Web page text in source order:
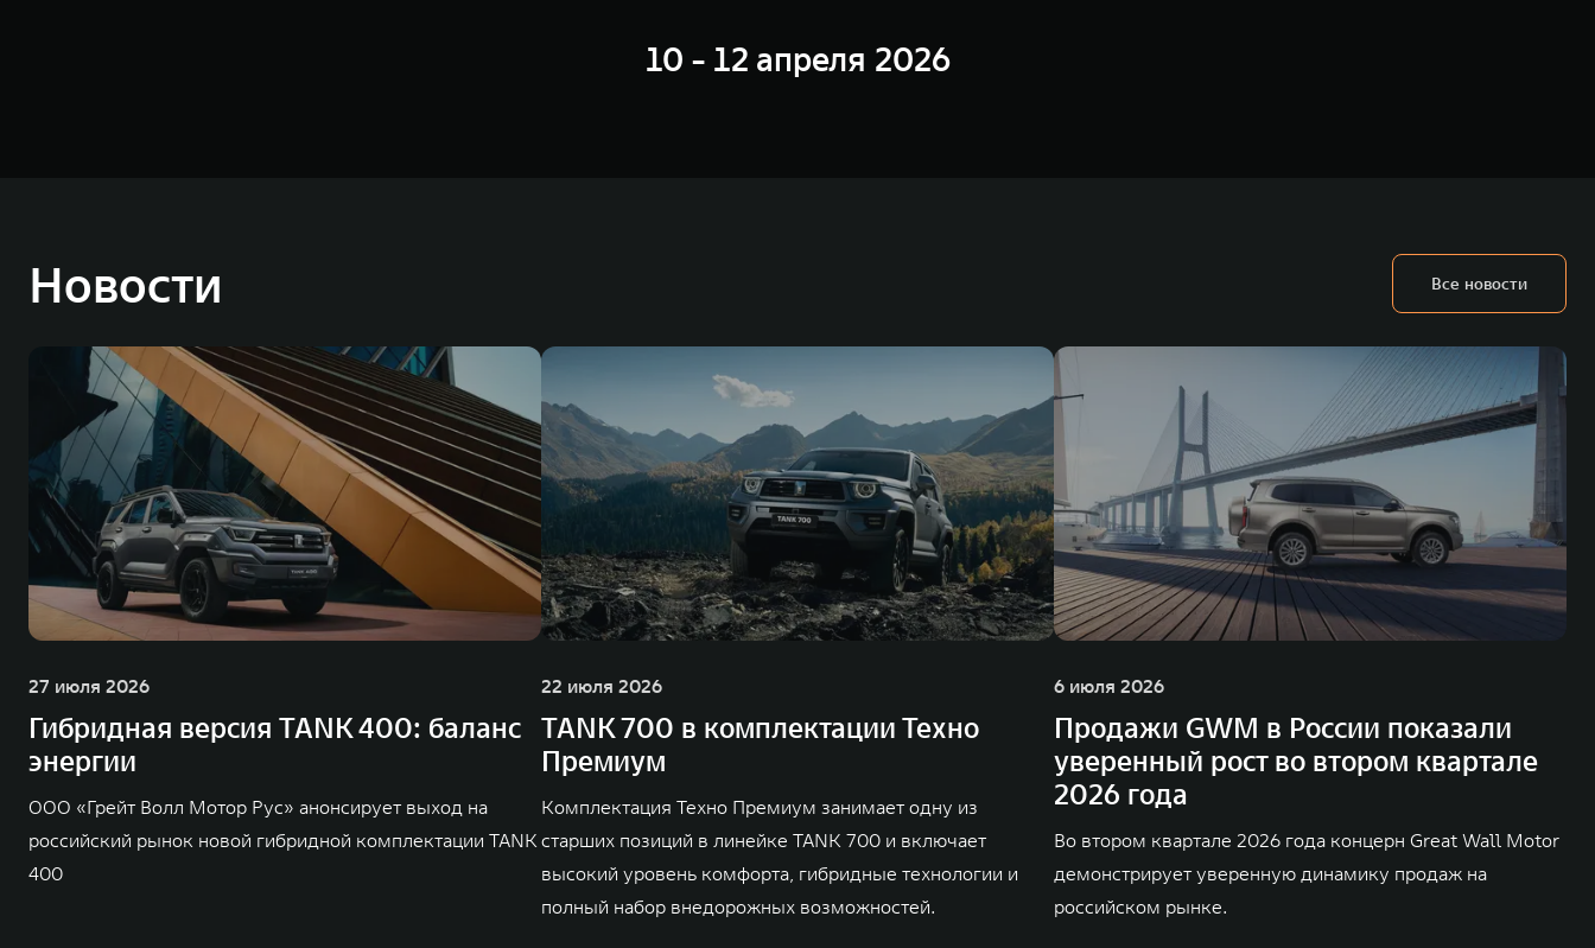
10 - 12 апреля 2026
Новости Все новости
27 июля 2026
Гибридная версия TANK 400: баланс
энергии
ООО «Грейт Волл Мотор Рус» анонсирует выход на
российский рынок новой гибридной комплектации TANK
400
22 июля 2026
TANK 700 в комплектации Техно
Премиум
Комплектация Техно Премиум занимает одну из
старших позиций в линейке TANK 700 и включает
высокий уровень комфорта, гибридные технологии и
полный набор внедорожных возможностей.
6 июля 2026
Продажи GWM в России показали
уверенный рост во втором квартале
2026 года
Во втором квартале 2026 года концерн Great Wall Motor
демонстрирует уверенную динамику продаж на
российском рынке.